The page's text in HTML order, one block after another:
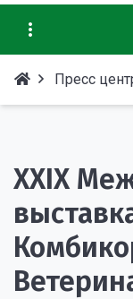
Пресс
XXIX